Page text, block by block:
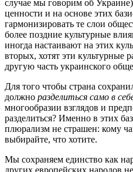
случае мы говорим об
ценности и на основе этих
гармонизировать те слои
более поздние культурные
иногда настаивают на этих
вторых, хотят эти культурные
другую часть украинского
Для того чтобы страна
должно разделиться само в
многообразии взглядов и
разделиться? Именно в этих
плюрализм не страшен: кому
выбирайте, что хотите.
Мы сохраняем единство как
других европейских народов